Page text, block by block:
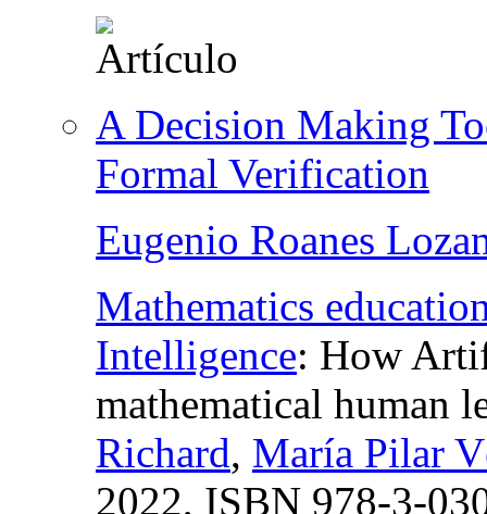
A Decision Making
Formal Verification
Eugenio Roanes
Mathematics
Intelligence: How
mathematical human
Richard, María Pilar
2022, ISBN 978-3-